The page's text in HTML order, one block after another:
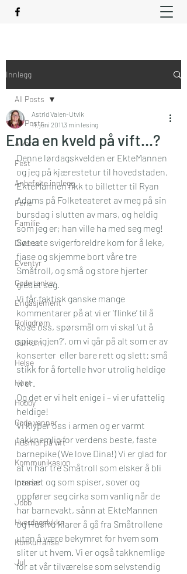
Innlegg
All Posts
Alvor
Fest
Anbefalte innlegg
Ferie
Familie
Diverse
Eventyr
Gode tanker
Engasjement
Boligdrøm
Gullkorn
Helse
Høst
Hobby
Gode venner
Husmor på vift
Kommunikasjon
Interiør
Jobb
Hverdagslykke
Konkurranse
Jul
All Posts
Enda en kveld på vift…?
Astrid Valen-Utvik
11. juni 20113 min lesing
Denne lørdagskvelden er EkteMannen
og jeg på kjærestetur til hovedstaden.
EkteMannen fikk to billetter til Ryan
Adams på Folketeateret av meg på sin
bursdag i slutten av mars, og heldig
som jeg er; han ville ha med seg meg!
Søteste svigerforeldre kom for å leke,
fjase og skjemme bort våre tre
Småtroll, og små og store hjerter
gledet seg.
Vi får faktisk ganske mange
kommentarer på at vi er ‘flinke’ til å
kose oss, spørsmål om vi skal ‘ut å
spise igjen?’, om vi går på alt som er av
konserter  eller bare rett og slett: små
stikk for å fortelle hvor utrolig heldige
vi er.
Og det er vi helt enige i – vi er ufattelig
heldige!
Vi klyper oss i armen og er varmt
takknemlig for verdens beste, faste
barnepike (We love Dina!) Vi er glad for
at vi har tre Småtroll som elsker å bli
passet og som spiser, sover og
oppfører seg cirka som vanlig når de
har barnevakt, sånn at EkteMannen
og Husfru klarer å gå fra Småtrollene
uten å være bekymret for hvem som
sliter ut hvem. Vi er også takknemlige
for at vår tilværelse som selvstendig